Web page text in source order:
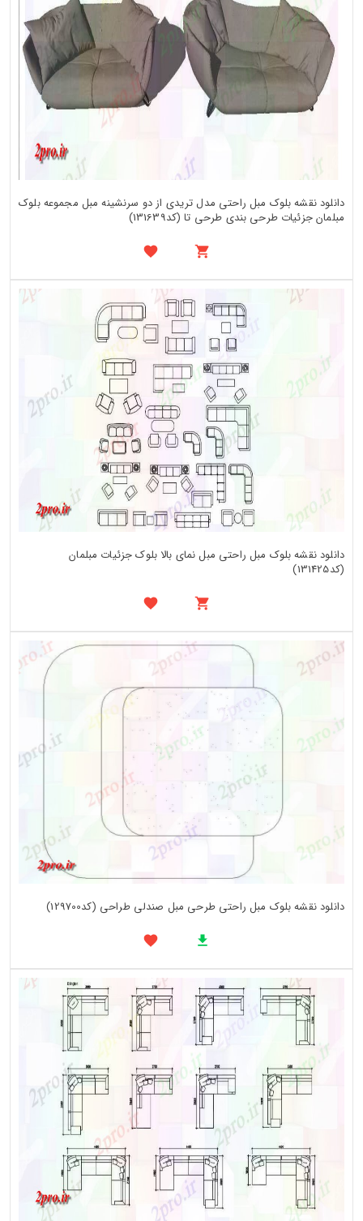
دانلود نقشه بلوک مبل راحتی مدل تریدی از دو سرنشینه مبل مجموعه بلوک
مبلمان جزئیات طرحی بندی طرحی تا (کد131639)
دانلود نقشه بلوک مبل راحتی مبل نمای بالا بلوک جزئیات مبلمان
(کد131425)
دانلود نقشه بلوک مبل راحتی طرحی مبل صندلی طراحی (کد129700)